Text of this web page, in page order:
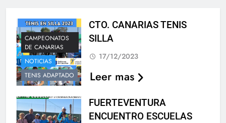
CAMPEONATOS
DE CANARIAS
NOTICIAS
TENIS ADAPTADO
CTO. CANARIAS TENIS
SILLA
17/12/2023
Leer mas
FUERTEVENTURA
ENCUENTRO ESCUELAS